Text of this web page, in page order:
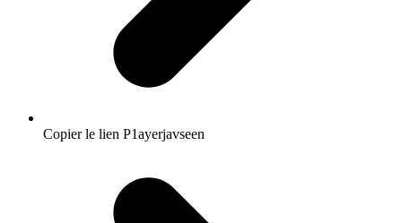
Copier le lien P1ayerjavseen